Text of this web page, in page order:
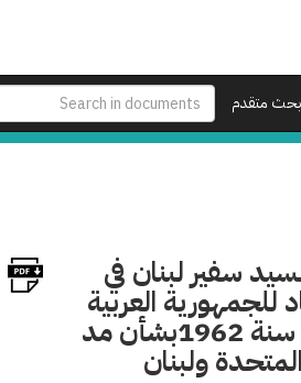
بحث متقدم
سفير لبنان في
للجمهورية العربية
المتحدة الموقع عليه في القاهرة بتاريخ 20 مايو سنة 1962بشأن مد
ولبنان